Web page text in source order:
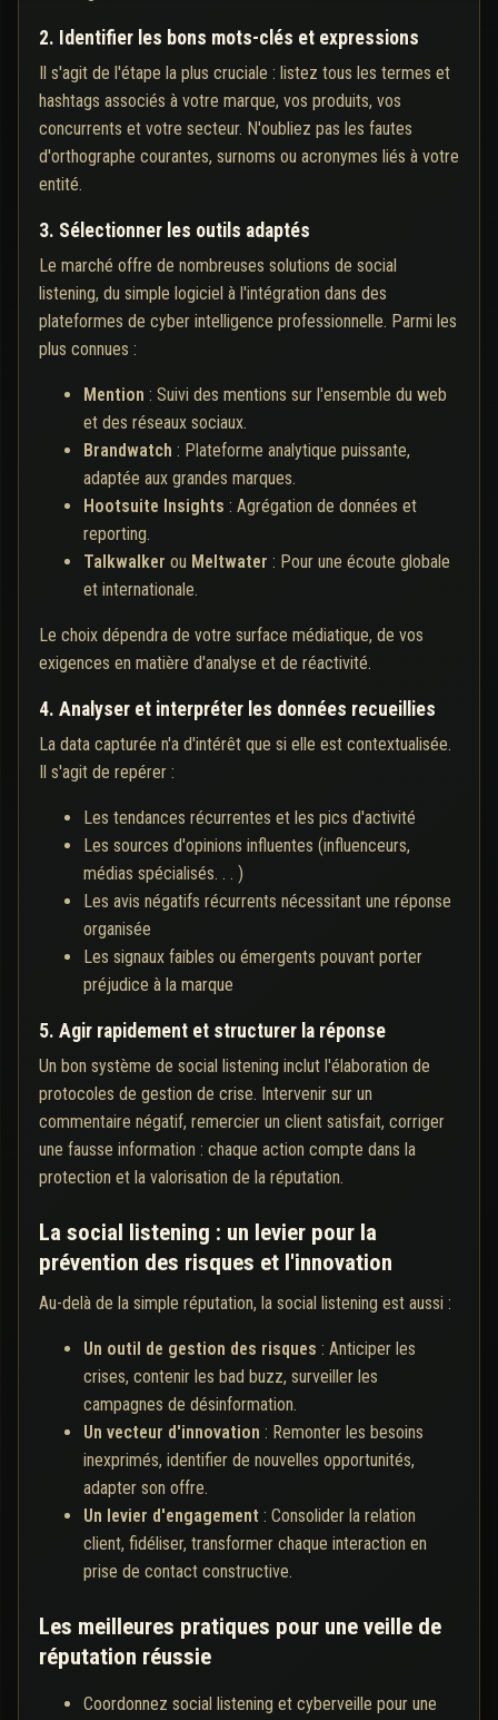
2. Identifier les bons mots-clés et expressions
Il s'agit de l'étape la plus cruciale : listez tous les termes et
hashtags associés à votre marque, vos produits, vos
concurrents et votre secteur. N'oubliez pas les fautes
d'orthographe courantes, surnoms ou acronymes liés à votre
entité.
3. Sélectionner les outils adaptés
Le marché offre de nombreuses solutions de social
listening, du simple logiciel à l'intégration dans des
plateformes de cyber intelligence professionnelle. Parmi les
plus connues :
Mention : Suivi des mentions sur l'ensemble du web
et des réseaux sociaux.
Brandwatch : Plateforme analytique puissante,
adaptée aux grandes marques.
Hootsuite Insights : Agrégation de données et
reporting.
Talkwalker ou Meltwater : Pour une écoute globale
et internationale.
Le choix dépendra de votre surface médiatique, de vos
exigences en matière d'analyse et de réactivité.
4. Analyser et interpréter les données recueillies
La data capturée n'a d'intérêt que si elle est contextualisée.
Il s'agit de repérer :
Les tendances récurrentes et les pics d'activité
Les sources d'opinions influentes (influenceurs,
médias spécialisés. . . )
Les avis négatifs récurrents nécessitant une réponse
organisée
Les signaux faibles ou émergents pouvant porter
préjudice à la marque
5. Agir rapidement et structurer la réponse
Un bon système de social listening inclut l'élaboration de
protocoles de gestion de crise. Intervenir sur un
commentaire négatif, remercier un client satisfait, corriger
une fausse information : chaque action compte dans la
protection et la valorisation de la réputation.
La social listening : un levier pour la
prévention des risques et l'innovation
Au-delà de la simple réputation, la social listening est aussi :
Un outil de gestion des risques : Anticiper les
crises, contenir les bad buzz, surveiller les
campagnes de désinformation.
Un vecteur d'innovation : Remonter les besoins
inexprimés, identifier de nouvelles opportunités,
adapter son offre.
Un levier d'engagement : Consolider la relation
client, fidéliser, transformer chaque interaction en
prise de contact constructive.
Les meilleures pratiques pour une veille de
réputation réussie
Coordonnez social listening et cyberveille pour une